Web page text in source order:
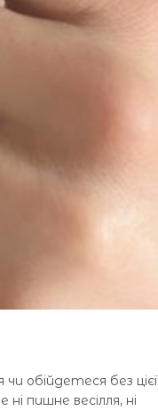
обійдетеся без цієї
пишне весілля, ні